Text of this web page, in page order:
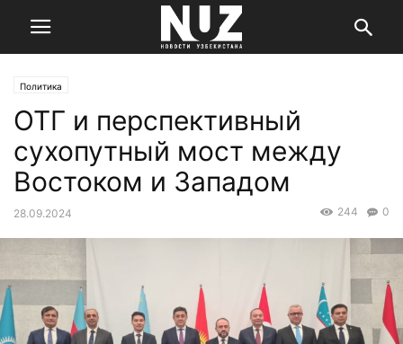
Политика
ОТГ и перспективный
сухопутный мост между
Востоком и Западом
28.09.2024 0
244